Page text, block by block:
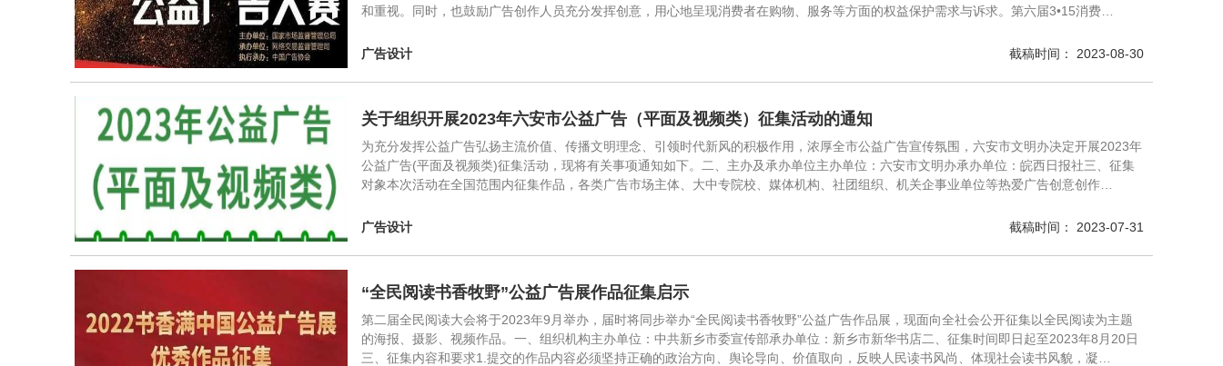
和重视。同时，也鼓励广告创作人员充分发挥创意，用心地呈现消费者在购物、服务等方面的权益保护需求与诉求。第六届3•15消费…
广告设计 截稿时间： 2023-08-30
关于组织开展2023年六安市公益广告（平面及视频类）征集活动的通知
为充分发挥公益广告弘扬主流价值、传播文明理念、引领时代新风的积极作用，浓厚全市公益广告宣传氛围，六安市文明办决定开展2023年
公益广告(平面及视频类)征集活动，现将有关事项通知如下。二、主办及承办单位主办单位：六安市文明办承办单位：皖西日报社三、征集
对象本次活动在全国范围内征集作品，各类广告市场主体、大中专院校、媒体机构、社团组织、机关企事业单位等热爱广告创意创作…
广告设计 截稿时间： 2023-07-31
“全民阅读书香牧野”公益广告展作品征集启示
第二届全民阅读大会将于2023年9月举办，届时将同步举办“全民阅读书香牧野”公益广告作品展，现面向全社会公开征集以全民阅读为主题
的海报、摄影、视频作品。一、组织机构主办单位：中共新乡市委宣传部承办单位：新乡市新华书店二、征集时间即日起至2023年8月20日
三、征集内容和要求1.提交的作品内容必须坚持正确的政治方向、舆论导向、价值取向，反映人民读书风尚、体现社会读书风貌，凝…